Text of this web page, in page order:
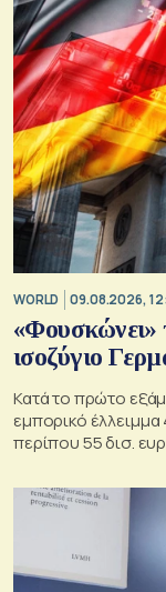
WORLD 09.08.2026,
«Φουσκώνει»
ισοζύγιο
Κατά το πρώτο
εμπορικό
περίπου 55 δισ.